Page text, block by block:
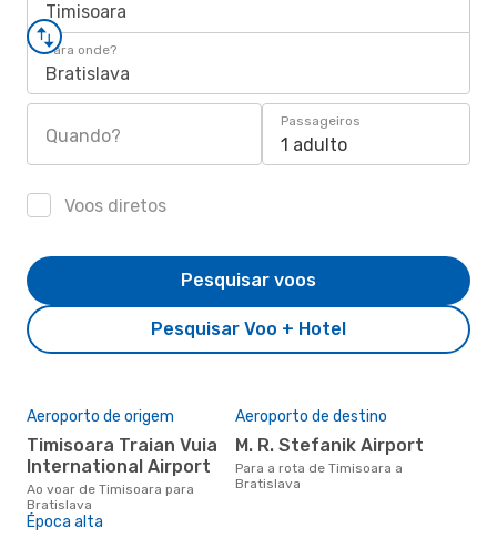
Timisoara
Para onde?
Bratislava
Quando?
Passageiros
1 adulto
Voos diretos
Pesquisar Voo + Hotel
Pesquisar voos
Aeroporto de origem
Timisoara Traian Vuia
International Airport
Ao voar de Timisoara para
Bratislava
Aeroporto de destino
M. R. Stefanik Airport
Para a rota de Timisoara a
Bratislava
Época alta